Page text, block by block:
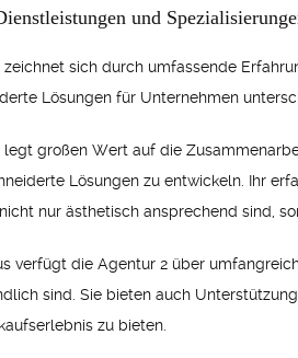
und
zeichnet sich durch umfassende
Lösungen für Unternehmen
legt großen Wert auf die
Lösungen zu entwickeln. Ihr
nur ästhetisch ansprechend sind,
verfügt die Agentur 2 über
sind. Sie bieten auch
zu bieten.